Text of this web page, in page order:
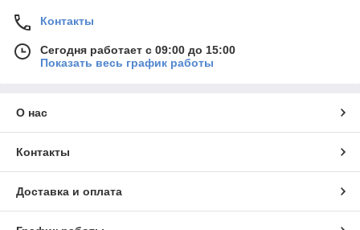
Контакты
Сегодня работает с 09:00 до 15:00
Показать весь график работы
О нас
Контакты
Доставка и оплата